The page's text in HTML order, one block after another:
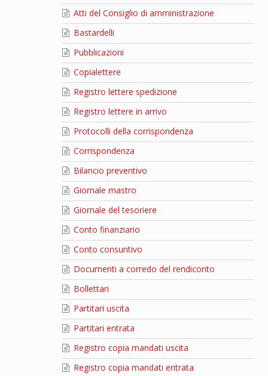
Atti del Consiglio di amministrazione
Bastardelli
Pubblicazioni
Copialettere
Registro lettere spedizione
Registro lettere in arrivo
Protocolli della corrispondenza
Corrispondenza
Bilancio preventivo
Giornale mastro
Giornale del tesoriere
Conto finanziario
Conto consuntivo
Documenti a corredo del rendiconto
Bollettari
Partitari uscita
Partitari entrata
Registro copia mandati uscita
Registro copia mandati entrata